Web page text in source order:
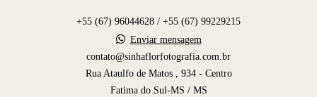
+55 (67) 96044628 / +55 (67) 99229215
Enviar mensagem
contato@sinhaflorfotografia.com.br
Rua Ataulfo de Matos , 934 - Centro
Fatima do Sul-MS / MS